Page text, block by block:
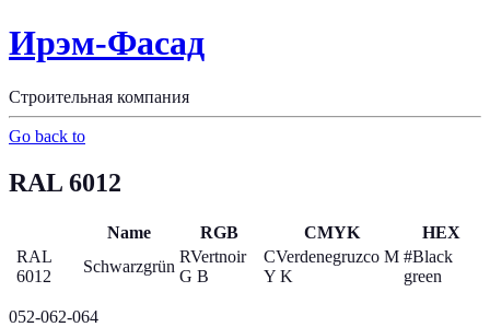
Ирэм-Фасад
Строительная компания
Go back to
RAL 6012
Name RGB CMYK
HEX
RAL
6012
Schwarzgrün
RVertnoir
G B
CVerdenegruzco M
Y K
#Black
green
052-062-064